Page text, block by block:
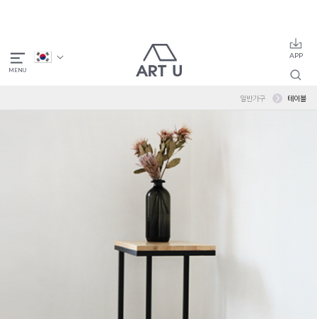
일반가구 테이블